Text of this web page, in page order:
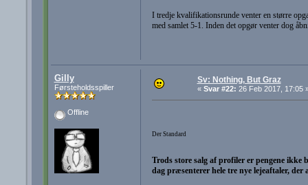
I tredje kvalifikationsrunde venter en større
med samlet 5-1. Inden det opgør venter dog
Gilly
Førsteholdsspiller
Offline
Sv: Nothing, But Graz
« Svar #22: 26 Feb 2017, 17:05
Der Standard
Trods store salg af profiler er pengene
dag præsenterer hele tre nye lejeaftaler, der